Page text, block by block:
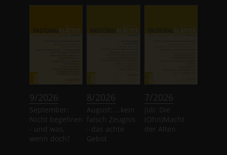
9/2026
September:
Nicht begehren
- und was,
wenn doch?
8/2026
August: ...kein
falsch Zeugnis
- das achte
Gebot
7/2026
Juli: Die
(Ohn)Macht
der Alten